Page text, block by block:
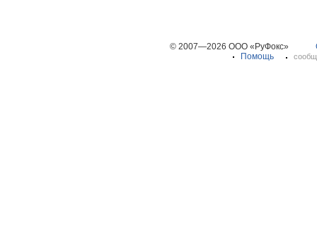
© 2007—2026 ООО «РуФокс»
Помощь